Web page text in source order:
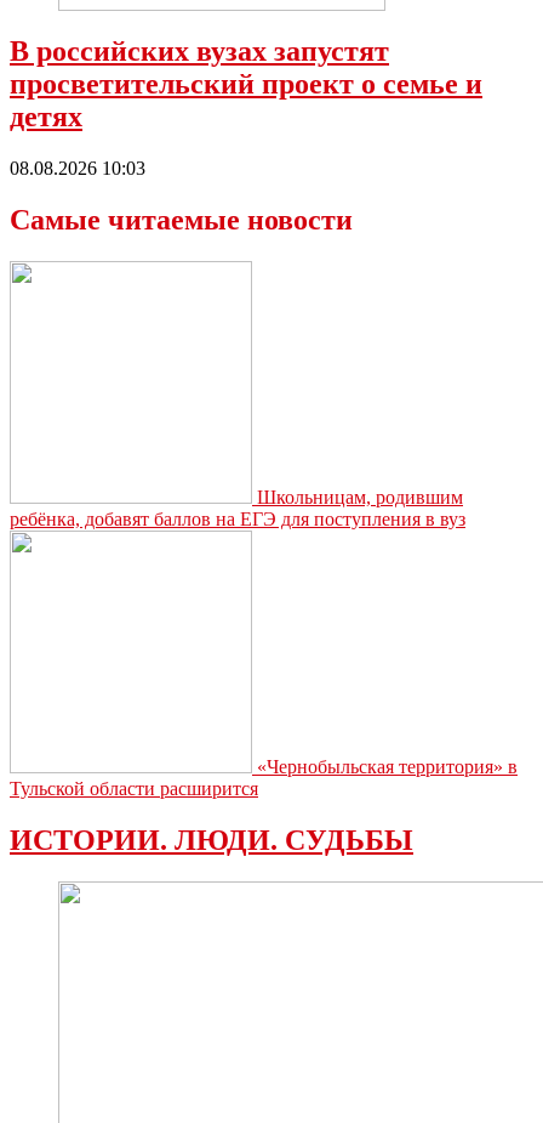
В российских вузах запустят
просветительский проект о семье и
детях
08.08.2026 10:03
Самые читаемые новости
Школьницам, родившим
ребёнка, добавят баллов на ЕГЭ для поступления в вуз
«Чернобыльская территория» в
Тульской области расширится
ИСТОРИИ. ЛЮДИ. СУДЬБЫ